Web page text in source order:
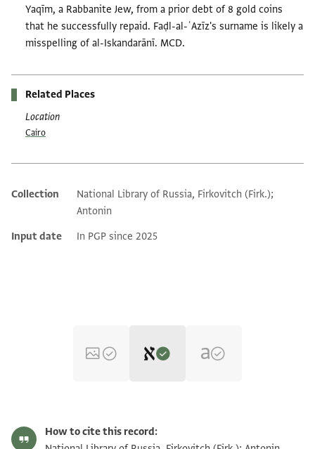
Yaqīm, a Rabbanite Jew, from a prior debt of 8 gold coins
that he successfully repaid. Faḍl-al-ʿAzīz's surname is likely a
misspelling of al-Iskandarānī. MCD.
Related Places
Location
Cairo
Additional metadata
Collection
National Library of Russia, Firkovitch (Firk.);
Antonin
Input date
In PGP since 2025
Matthew Dudley's digital edition (2025).
Yevr.-Arab. I 328, folio 3v
How to cite this record: